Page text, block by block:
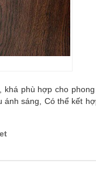
phù hợp cho
sáng, Có thể kết